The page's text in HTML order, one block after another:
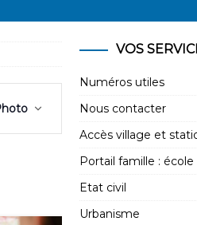
a
v
t
VOS
Numéros utiles
Nous contacter
Accès village et
Portail famille :
Etat civil
Urbanisme